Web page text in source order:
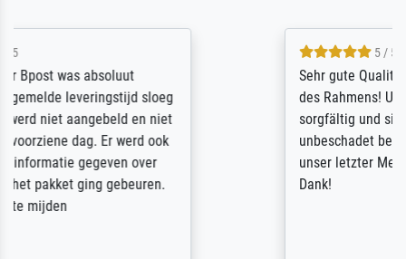
Sehr gute Qualität des Leinwanddrucks und
des Rahmens! Unser Bild wurde sehr
sorgfältig und sicher verpackt, so dass es
unbeschadet bei uns ankam. Es wird nicht
unser letzter Meisterdruck sein. Vielen
Dank!